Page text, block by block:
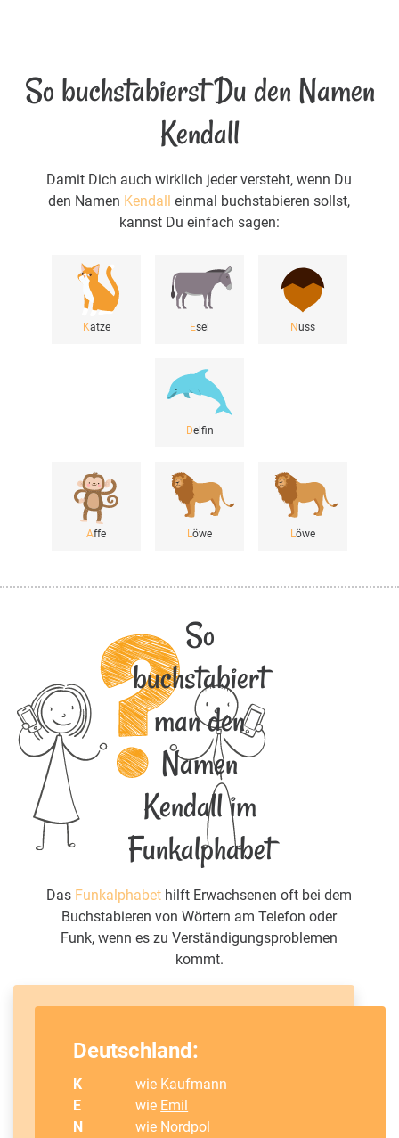
So buchstabierst Du den Namen
Kendall
Damit Dich auch wirklich jeder versteht, wenn Du
den Namen Kendall einmal buchstabieren sollst,
kannst Du einfach sagen:
Katze Esel Nuss
Delfin
Affe Löwe Löwe
So
buchstabiert
man den
Namen
Kendall im
Funkalphabet
Das Funkalphabet hilft Erwachsenen oft bei dem
Buchstabieren von Wörtern am Telefon oder
Funk, wenn es zu Verständigungsproblemen
kommt.
Deutschland:
K
wie Kaufmann
E
wie Emil
N
wie Nordpol